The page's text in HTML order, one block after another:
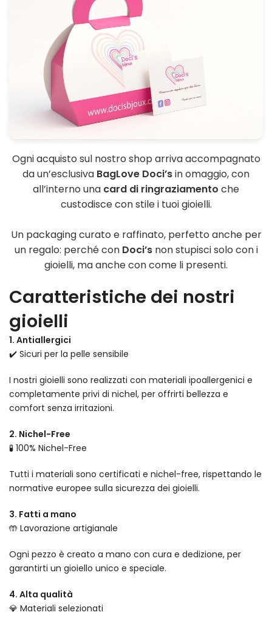
Ogni acquisto sul nostro shop arriva accompagnato
da un’esclusiva BagLove Doci’sin omaggio, con
all’interno una card di ringraziamento che
custodisce con stile i tuoi gioielli.
Un packaging curato e raffinato, perfetto anche per
un regalo: perché con Doci’snon stupisci solo con i
gioielli, ma anche con come li presenti.
Caratteristiche dei nostri
gioielli
1. Antiallergici
✔️ Sicuri per la pelle sensibile
I nostri gioielli sono realizzati con materiali ipoallergenici e
completamente privi di nichel, per offrirti bellezza e
comfort senza irritazioni.
2. Nichel-Free
🧪 100% Nichel-Free
Tutti i materiali sono certificati e nichel-free, rispettando le
normative europee sulla sicurezza dei gioielli.
3. Fatti a mano
🤲 Lavorazione artigianale
Ogni pezzo è creato a mano con cura e dedizione, per
garantirti un gioiello unico e speciale.
4. Alta qualità
💎 Materiali selezionati